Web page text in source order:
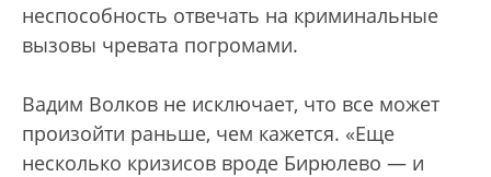
неспособность отвечать на криминальные
вызовы чревата погромами.
Вадим Волков не исключает, что все может
произойти раньше, чем кажется. «Еще
несколько кризисов вроде Бирюлево — и